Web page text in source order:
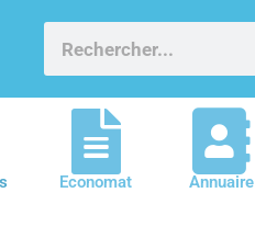
Economat Annuaire